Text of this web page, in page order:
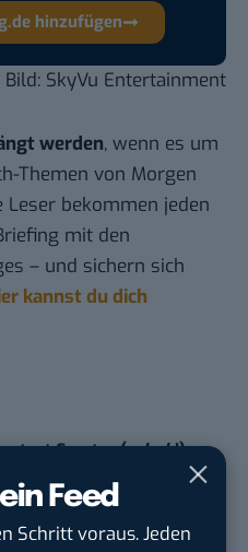
Feed
Schritt voraus. Jeden
hinzufügen
Bild: SkyVu Entertainment
werden, wenn es um
Themen von Morgen
bekommen jeden
mit den
– und sichern sich
kannst du dich
Creator (m/w/d)
Düsseldorf
Projektmanager